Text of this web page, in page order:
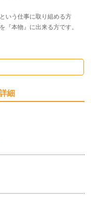
いう仕事に取り組める方
『本物』に出来る方です。
細